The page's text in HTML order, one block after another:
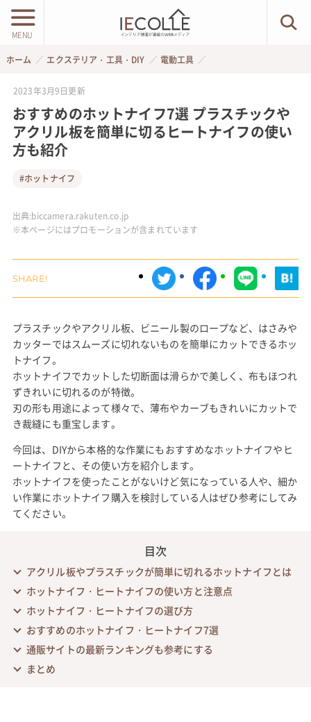
MENU
ホーム エクステリア・工具・DIY 電動工具
2023年3月9日更新
おすすめのホットナイフ7選 プラスチックや
アクリル板を簡単に切るヒートナイフの使い
方も紹介
#ホットナイフ
出典:biccamera.rakuten.co.jp
※本ページにはプロモーションが含まれています
プラスチックやアクリル板、ビニール製のロープなど、はさみや
カッターではスムーズに切れないものを簡単にカットできるホッ
トナイフ。
ホットナイフでカットした切断面は滑らかで美しく、布もほつれ
ずきれいに切れるのが特徴。
刃の形も用途によって様々で、薄布やカーブもきれいにカットで
き裁縫にも重宝します。
今回は、DIYから本格的な作業にもおすすめなホットナイフやヒ
ートナイフと、その使い方を紹介します。
ホットナイフを使ったことがないけど気になっている人や、細か
い作業にホットナイフ購入を検討している人はぜひ参考にしてみ
てください。
目次
アクリル板やプラスチックが簡単に切れるホットナイフとは
ホットナイフ・ヒートナイフの使い方と注意点
ホットナイフ・ヒートナイフの選び方
おすすめのホットナイフ・ヒートナイフ7選
通販サイトの最新ランキングも参考にする
まとめ